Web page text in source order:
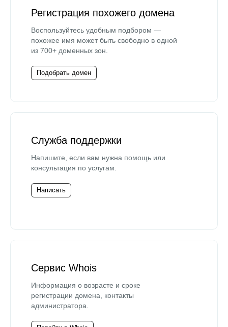
Регистрация похожего домена
Воспользуйтесь удобным подбором —
похожее имя может быть свободно в одной
из 700+ доменных зон.
Подобрать домен
Служба поддержки
Напишите, если вам нужна помощь или
консультация по услугам.
Написать
Сервис Whois
Информация о возрасте и сроке
регистрации домена, контакты
администратора.